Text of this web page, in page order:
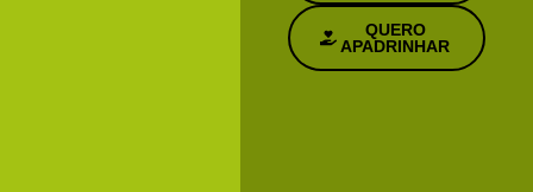
QUERO
APADRINHAR